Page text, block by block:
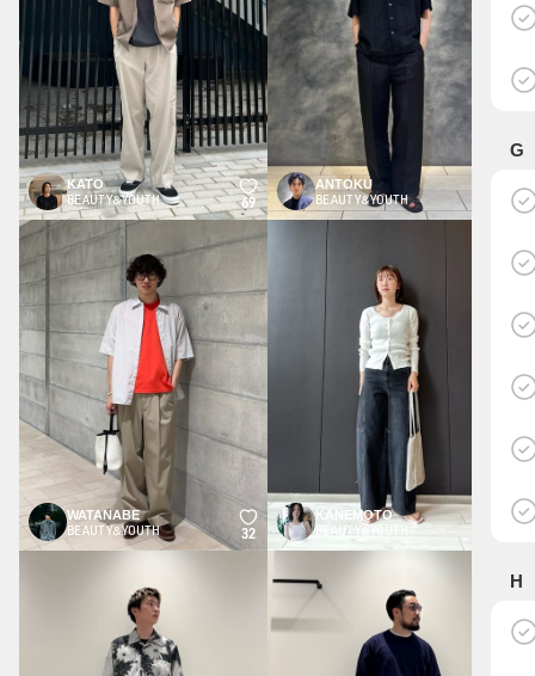
G
H
KATO
BEAUTY&YOUTH
69
ANTOKU
BEAUTY&YOUTH
WATANABE
BEAUTY&YOUTH
32
KANEMOTO
BEAUTY&YOUTH